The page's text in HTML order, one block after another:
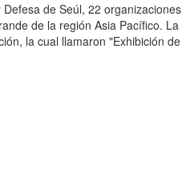
de Seúl, 22 organizaciones
de la región Asia Pacífico. La
la cual llamaron "Exhibición de